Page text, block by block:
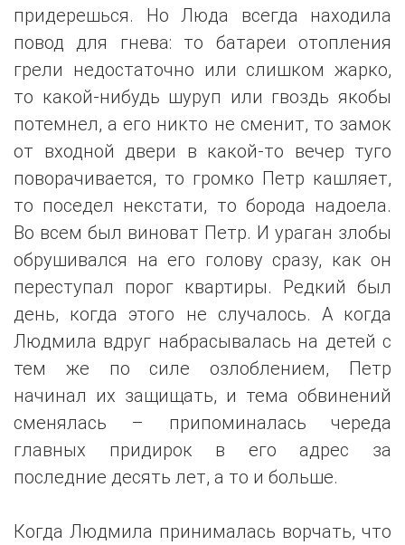
придерешься. Но Люда всегда находила
повод для гнева: то батареи отопления
грели недостаточно или слишком жарко,
то какой-нибудь шуруп или гвоздь якобы
потемнел, а его никто не сменит, то замок
от входной двери в какой-то вечер туго
поворачивается, то громко Петр кашляет,
то поседел некстати, то борода надоела.
Во всем был виноват Петр. И ураган злобы
обрушивался на его голову сразу, как он
переступал порог квартиры. Редкий был
день, когда этого не случалось. А когда
Людмила вдруг набрасывалась на детей с
тем же по силе озлоблением, Петр
начинал их защищать, и тема обвинений
сменялась – припоминалась череда
главных придирок в его адрес за
последние десять лет, а то и больше.
Когда Людмила принималась ворчать, что